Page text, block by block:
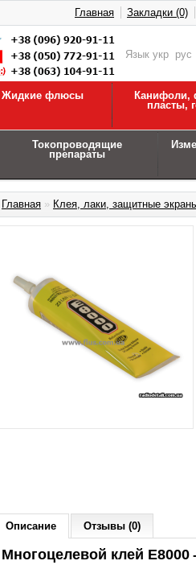
Язык укр рус
Главная Закладки (0)
Жидкие флюсы
Канифоли,
пласты,
Токопроводящие
препараты
Главная » Клея, лаки, защитные
Описание Отзывы (0)
Многоцелевой клей Е8000